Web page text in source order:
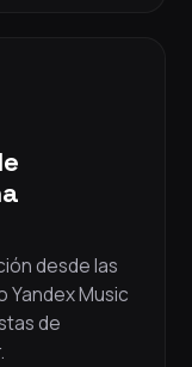
desde las
Music
de